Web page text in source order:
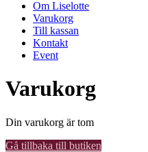
Om Liselotte
Varukorg
Till kassan
Kontakt
Event
Varukorg
Din varukorg är tom
Gå tillbaka till butiken